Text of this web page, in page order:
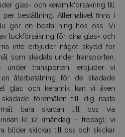
glas- och keramikförsäkring till
beställning. Alternativet finns i
gör en beställning hos oss. Vi
luckförsäkring för dina glas- och
inte erbjuder något skydd för
som skadats under transporten.
under transporten, erbjuder vi
återbetalning för de skadade
glas och keramik kan vi även
föremålen till dig nästa
bara skadan till oss via
kl 12 (måndag – fredag); vi
bilder skickas till oss och skickar